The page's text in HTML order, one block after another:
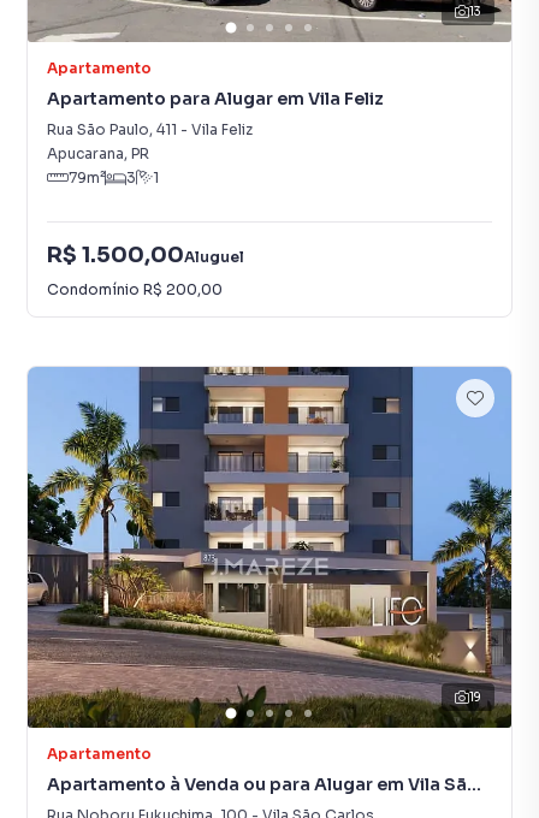
13
Apartamento
Apartamento para Alugar em Vila Feliz
Rua São Paulo, 411 - Vila Feliz
Apucarana, PR
79m² 3 1
R$ 1.500,00Aluguel
Condomínio R$ 200,00
19
Apartamento
Apartamento à Venda ou para Alugar em Vila São
Carlos